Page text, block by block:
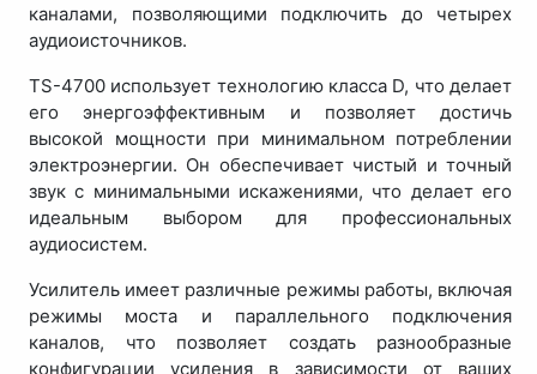
каналами, позволяющими подключить до четырех
аудиоисточников.
TS-4700 использует технологию класса D, что делает
его энергоэффективным и позволяет достичь
высокой мощности при минимальном потреблении
электроэнергии. Он обеспечивает чистый и точный
звук с минимальными искажениями, что делает его
идеальным выбором для профессиональных
аудиосистем.
Усилитель имеет различные режимы работы, включая
режимы моста и параллельного подключения
каналов, что позволяет создать разнообразные
конфигурации усиления в зависимости от ваших